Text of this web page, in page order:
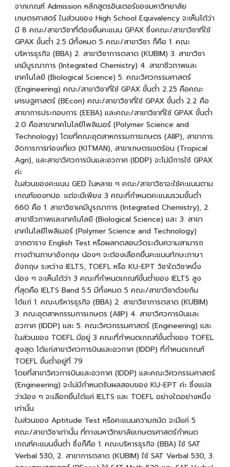
จากเกณฑ์ Admission หลักสูตรอินเตอร์ของมหาวิทยาลัย
เกษตรศาสตร์ ในส่วนของ High School Equivalency จะเห็นได้ว่า
มี 8 คณะ/สาขาวิชาที่ต้องยื่นคะแนน GPAX ซึ่งคณะ/สาขาวิชาที่ใช้
GPAX ขั้นต่ำ 2.5 มีทั้งหมด 5 คณะ/สาขาวิชา ก็คือ 1. คณะ
บริหารธุรกิจ (BBA) 2. สาขาวิชาการตลาด (KUBIM) 3. สาขาวิชา
เคมีบูรณาการ (Integrated Chemistry) 4. สาขาชีวภาพและ
เทคโนโลยี (Biological Science) 5. คณะวิศวกรรมศาสตร์
(Engineering) คณะ/สาขาวิชาที่ใช้ GPAX ขั้นต่ำ 2.25 คือคณะ
เศรษฐศาสตร์ (BEcon) คณะ/สาขาวิชาที่ใช้ GPAX ขั้นต่ำ 2.2 คือ
สาขาการประกอบการ (EEBA) และคณะ/สาขาวิชาที่ใช้ GPAX ขั้นต่ำ
2.0 คือสาขาเทคโนโลยีโพลิเมอร์ (Polymer Science and
Technology) โดยที่คณะอุตสาหกรรมการเกษตร (AIIP), สาขาการ
จัดการการท่องเที่ยว (KITMAN), สาขาเกษตรเขตร้อน (Tropical
Agri), และสาขาวิศวการบินและอวกาศ (IDDP) จะไม่มีการใช้ GPAX
ค่ะ
ในส่วนของคะแนน GED ในหลาย ๆ คณะ/สาขาวิชาจะใช้คะแนนตาม
เกณฑ์ของทปอ. แต่จะมีเพียง 3 คณะที่กำหนดคะแนนรวมขั้นต่ำ
660 คือ 1. สาขาวิชาเคมีบูรณาการ (Integrated Chemistry), 2.
สาขาชีวภาพและเทคโนโลยี (Biological Science) และ 3. สาขา
เทคโนโลยีโพลิเมอร์ (Polymer Science and Technology)
จากตาราง English Test หรือผลทดสอบวัดระดับความสามารถ
ทางด้านภาษาอังกฤษ น้องๆ จะต้องเลือกยื่นคะแนนทักษะภาษา
อังกฤษ ระหว่าง IELTS, TOEFL หรือ KU-EPT วิชาใดวิชาหนึ่ง
น้อง ๆ จะเห็นได้ว่า 3 คณะที่กำหนดเกณฑ์ขั้นต่ำของ IELTS สูง
ที่สุดคือ IELTS Band 5.5 มีทั้งหมด 5 คณะ/สาขาวิชาด้วยกัน
ได้แก่ 1. คณะบริหารธุรกิจ (BBA) 2. สาขาวิชาการตลาด (KUBIM)
3. คณะอุตสาหกรรมการเกษตร (AIIP) 4. สาขาวิศวการบินและ
อวกาศ (IDDP) และ 5. คณะวิศวกรรมศาสตร์ (Engineering) และ
ในส่วนของ TOEFL มีอยู่ 3 คณะที่กำหนดเกณฑ์ขั้นต่ำของ TOFEL
สูงสุด ได้แก่สาขาวิศวการบินและอวกาศ (IDDP) ที่กำหนดเกณฑ์
TOEFL ขั้นต่ำอยู่ที่ 79
โดยที่สาขาวิศวการบินและอวกาศ (IDDP) และคณะวิศวกรรมศาสตร์
(Engineering) จะไม่มีกำหนดรับผลสอบของ KU-EPT ค่ะ ซึ่งแปล
ว่าน้อง ๆ จะเลือกยื่นได้แค่ IELTS และ TOEFL อย่างใดอย่างหนึ่ง
เท่านั้น
ในส่วนของ Aptitude Test หรือคะแนนความถนัด จะมีแค่ 5
คณะ/สาขาวิชาเท่านั้น ที่ทางมหาวิทยาลัยเกษตรศาสตร์กำหนด
เกณฑ์คะแนนขั้นต่ำ ซึ่งก็คือ 1. คณะบริหารธุรกิจ (BBA) ใช้ SAT
Verbal 530, 2. สาขาการตลาด (KUBIM) ใช้ SAT Verbal 530, 3.